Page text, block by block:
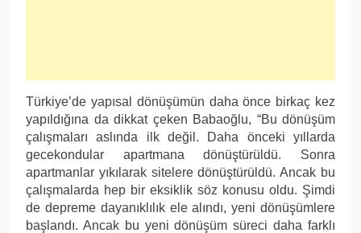
Türkiye’de yapısal dönüşümün daha önce birkaç kez
yapıldığına da dikkat çeken Babaoğlu, “Bu dönüşüm
çalışmaları aslında ilk değil. Daha önceki yıllarda
gecekondular apartmana dönüştürüldü. Sonra
apartmanlar yıkılarak sitelere dönüştürüldü. Ancak bu
çalışmalarda hep bir eksiklik söz konusu oldu. Şimdi
de depreme dayanıklılık ele alındı, yeni dönüşümlere
başlandı. Ancak bu yeni dönüşüm süreci daha farklı